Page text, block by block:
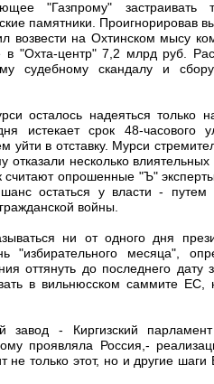
"Газпрому" застраивать
памятники. Проигнорировав
возвести на Охтинском мысу
в "Охта-центр" 7,2 млрд руб.
судебному скандалу и
осталось надеяться только
истекает срок 48-часового
в отставку. Мурси
несколько влиятельных
опрошенные "Ъ"
остаться у власти - путем
войны.
ни от одного дня
месяца",
оттянуть до последнего дату
в вильнюсском саммите ЕС,
завод - Киргизский
проявляла Россия,-
не только этот, но и другие